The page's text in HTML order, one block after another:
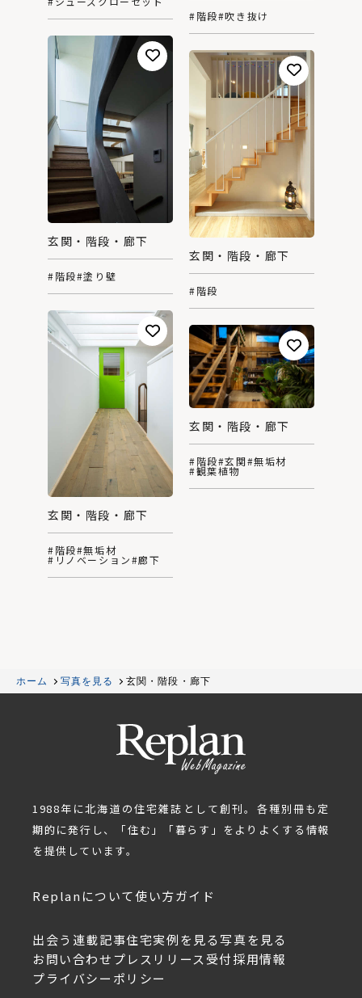
#階段#吹き抜け
玄関・階段・廊下
#階段#塗り壁
玄関・階段・廊下
#階段
玄関・階段・廊下
#階段#無垢材
#リノベーション#廊下
玄関・階段・廊下
#階段#玄関#無垢材
#観葉植物
ホーム 写真を見る 玄関・階段・廊下
1988年に北海道の住宅雑誌として創刊。各種別冊も定
期的に発行し、「住む」「暮らす」をよりよくする情報
を提供しています。
Replanについて使い方ガイド
出会う 連載記事住宅実例を見る写真を見る
お問い合わせ プレスリリース受付採用情報
プライバシーポリシー